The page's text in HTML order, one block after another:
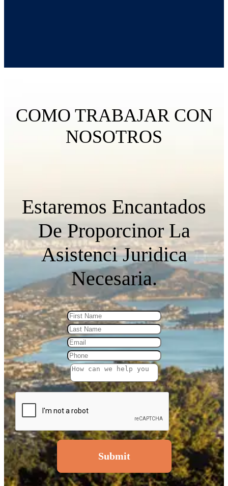
COMO TRABAJAR CON
NOSOTROS
Estaremos Encantados
De Proporcinor La
Asistenci Juridica
Necesaria.